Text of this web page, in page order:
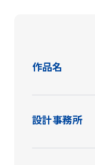
作品名
設計事務所